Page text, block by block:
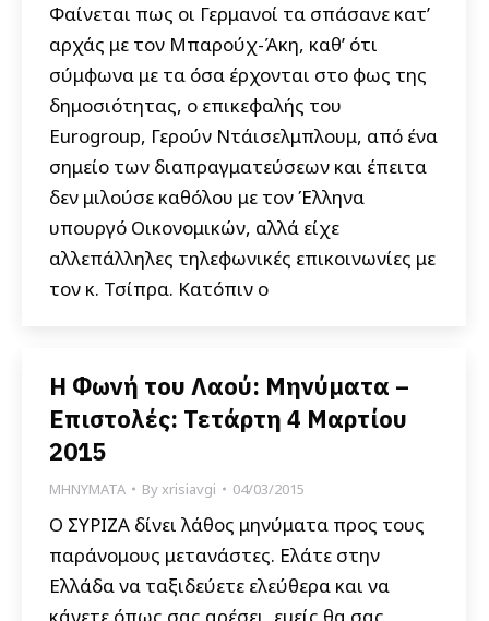
Φαίνεται πως οι Γερμανοί τα σπάσανε κατ’
αρχάς με τον Μπαρούχ-Άκη, καθ’ ότι
σύμφωνα με τα όσα έρχονται στο φως της
δημοσιότητας, ο επικεφαλής του
Eurogroup, Γερούν Ντάισελμπλουμ, από ένα
σημείο των διαπραγματεύσεων και έπειτα
δεν μιλούσε καθόλου με τον Έλληνα
υπουργό Οικονομικών, αλλά είχε
αλλεπάλληλες τηλεφωνικές επικοινωνίες με
τον κ. Τσίπρα. Κατόπιν ο
Η Φωνή του Λαού: Μηνύματα –
Επιστολές: Τετάρτη 4 Μαρτίου
2015
ΜΗΝΥΜΑΤΑ Byxrisiavgi 04/03/2015
Ο ΣΥΡΙΖΑ δίνει λάθος μηνύματα προς τους
παράνομους μετανάστες. Ελάτε στην
Ελλάδα να ταξιδεύετε ελεύθερα και να